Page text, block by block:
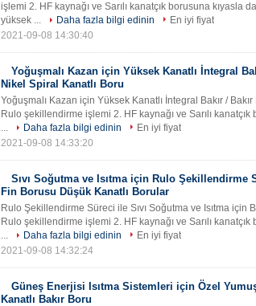
işlemi 2. HF kaynağı ve Sarılı kanatçık borusuna kıyasla
yüksek ...
Daha fazla bilgi edinin
En iyi fiyat
2021-09-08 14:30:40
Yoğuşmalı Kazan için Yüksek Kanatlı İntegral
Nikel Spiral Kanatlı Boru
Yoğuşmalı Kazan için Yüksek Kanatlı İntegral Bakır / Bakır
Rulo şekillendirme işlemi 2. HF kaynağı ve Sarılı
...
Daha fazla bilgi edinin
En iyi fiyat
2021-09-08 14:33:20
Sıvı Soğutma ve Isıtma için Rulo Şekillendirme
Fin Borusu Düşük Kanatlı Borular
Rulo Şekillendirme Süreci ile Sıvı Soğutma ve Isıtma için
Rulo şekillendirme işlemi 2. HF kaynağı ve Sarılı
...
Daha fazla bilgi edinin
En iyi fiyat
2021-09-08 14:32:24
Güneş Enerjisi Isıtma Sistemleri için Özel
Kanatlı Bakır Boru